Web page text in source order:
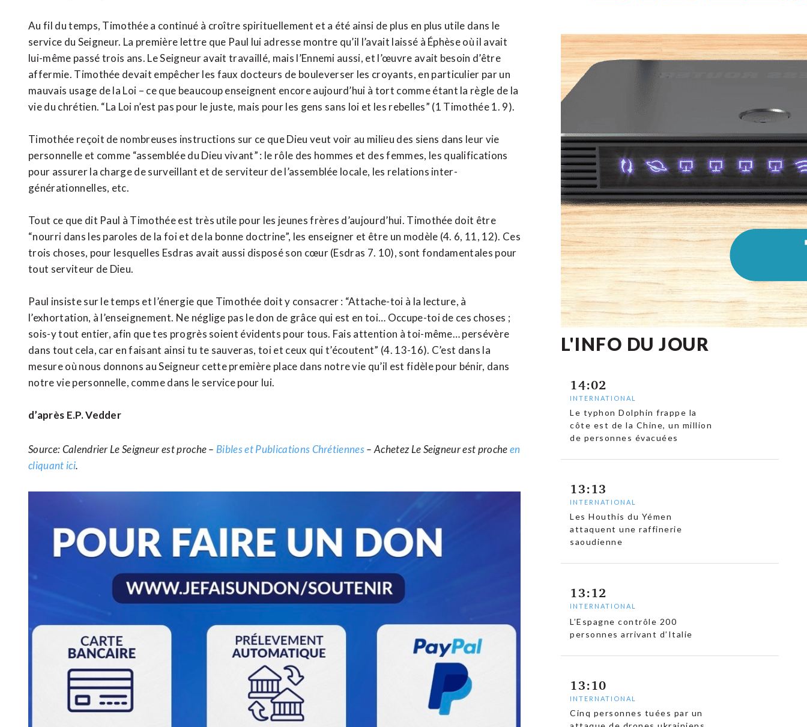
Au fil du temps, Timothée a continué à croître spirituellement et a été ainsi de plus en plus utile dans le
service du Seigneur. La première lettre que Paul lui adresse montre qu’il l’avait laissé à Éphèse où il avait
lui-même passé trois ans. Le Seigneur avait travaillé, mais l’Ennemi aussi, et l’œuvre avait besoin d’être
affermie. Timothée devait empêcher les faux docteurs de bouleverser les croyants, en particulier par un
mauvais usage de la Loi – ce que beaucoup enseignent encore aujourd’hui à tort comme étant la règle de la
vie du chrétien. “La Loi n’est pas pour le juste, mais pour les gens sans loi et les rebelles” (1 Timothée 1. 9).
Timothée reçoit de nombreuses instructions sur ce que Dieu veut voir au milieu des siens dans leur vie
personnelle et comme “assemblée du Dieu vivant” : le rôle des hommes et des femmes, les qualifications
pour assurer la charge de surveillant et de serviteur de l’assemblée locale, les relations inter-
générationnelles, etc.
Tout ce que dit Paul à Timothée est très utile pour les jeunes frères d’aujourd’hui. Timothée doit être
“nourri dans les paroles de la foi et de la bonne doctrine”, les enseigner et être un modèle (4. 6, 11, 12). Ces
trois choses, pour lesquelles Esdras avait aussi disposé son cœur (Esdras 7. 10), sont fondamentales pour
tout serviteur de Dieu.
Paul insiste sur le temps et l’énergie que Timothée doit y consacrer : “Attache-toi à la lecture, à
l’exhortation, à l’enseignement. Ne néglige pas le don de grâce qui est en toi… Occupe-toi de ces choses ;
sois-y tout entier, afin que tes progrès soient évidents pour tous. Fais attention à toi-même… persévère
dans tout cela, car en faisant ainsi tu te sauveras, toi et ceux qui t’écoutent” (4. 13-16). C’est dans la
mesure où nous donnons au Seigneur cette première place dans notre vie qu’il est fidèle pour bénir, dans
notre vie personnelle, comme dans le service pour lui.
d’après E.P. Vedder
Source: Calendrier Le Seigneur est proche – Bibles et Publications Chrétiennes– Achetez Le Seigneur est procheen
cliquant ici.
L'INFO DU JOUR
14:02
INTERNATIONAL
Le typhon Dolphin frappe la
côte est de la Chine, un million
de personnes évacuées
13:13
INTERNATIONAL
Les Houthis du Yémen
attaquent une raffinerie
saoudienne
13:12
INTERNATIONAL
L’Espagne contrôle 200
personnes arrivant d’Italie
13:10
INTERNATIONAL
Cinq personnes tuées par un